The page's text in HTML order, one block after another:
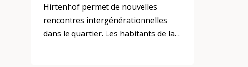
Hirtenhof permet de nouvelles
rencontres intergénérationnelles
dans le quartier. Les habitants de la